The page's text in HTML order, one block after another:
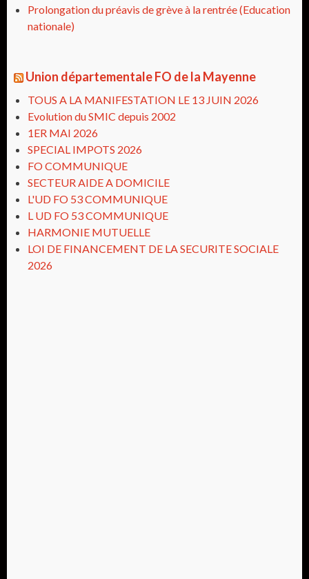
Prolongation du préavis de grève à la rentrée (Education
nationale)
Union départementale FO de la Mayenne
TOUS A LA MANIFESTATION LE 13 JUIN 2026
Evolution du SMIC depuis 2002
1ER MAI 2026
SPECIAL IMPOTS 2026
FO COMMUNIQUE
SECTEUR AIDE A DOMICILE
L'UD FO 53 COMMUNIQUE
L UD FO 53 COMMUNIQUE
HARMONIE MUTUELLE
LOI DE FINANCEMENT DE LA SECURITE SOCIALE
2026